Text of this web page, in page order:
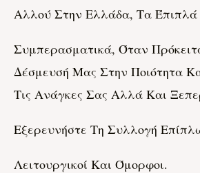
Αλλού Στην Ελλάδα, Τα Έπιπλά
Συμπερασματικά, Όταν
Δέσμευσή Μας Στην Ποιότητα
Τις Ανάγκες Σας Αλλά Και
Εξερευνήστε Τη Συλλογή
Λειτουργικοί Και Όμορφοι.